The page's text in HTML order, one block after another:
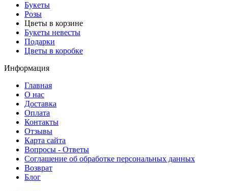
Букеты
Розы
Цветы в корзине
Букеты невесты
Подарки
Цветы в коробке
Информация
Главная
О нас
Доставка
Оплата
Контакты
Отзывы
Карта сайта
Вопросы - Ответы
Соглашение об обработке персональных данных
Возврат
Блог